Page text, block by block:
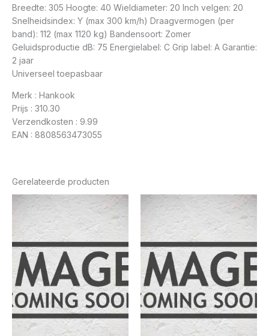
Breedte: 305 Hoogte: 40 Wieldiameter: 20 Inch velgen: 20
Snelheidsindex: Y (max 300 km/h) Draagvermogen (per
band): 112 (max 1120 kg) Bandensoort: Zomer
Geluidsproductie dB: 75 Energielabel: C Grip label: A Garantie:
2 jaar
Universeel toepasbaar
Merk : Hankook
Prijs : 310.30
Verzendkosten : 9.99
EAN : 8808563473055
Gerelateerde producten